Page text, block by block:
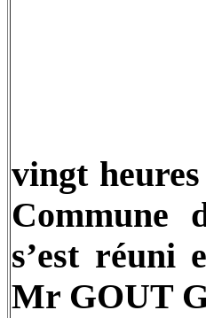
vingt
Commune
s’est réuni
Mr GOUT